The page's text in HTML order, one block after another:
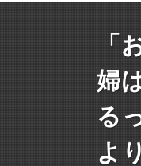
「
婦
る
よ